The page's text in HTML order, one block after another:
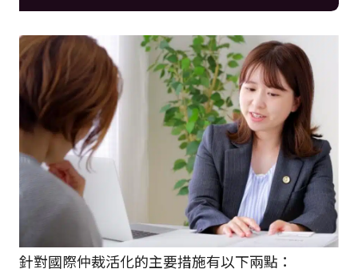
針對國際仲裁活化的主要措施有以下兩點：